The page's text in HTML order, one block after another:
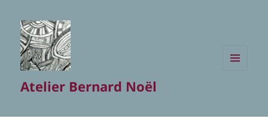
Atelier Bernard Noël